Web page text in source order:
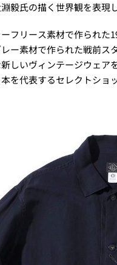
毅氏の描く世界観を表現
フリース素材で作られ
ー素材で作られた戦前
しいヴィンテージウェ
を代表するセレクトシ